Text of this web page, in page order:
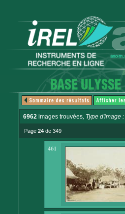
6962 images trouvées, Type d'image :
Page 24 de 349
461